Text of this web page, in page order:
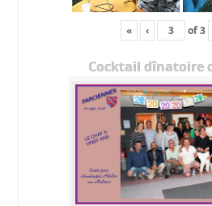
« ‹ of3
Cocktail dînatoire